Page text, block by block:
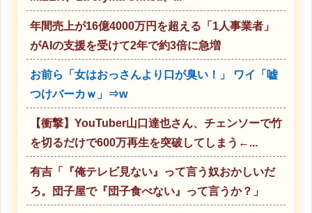
年間売上が16億4000万円を超える「1人事業者」
がAIの支援を受けて2年で約3倍に急増
お前ら「女はおっさんより口が臭い！」 ワイ「嘘
つけバーカｗ」⇒w
【衝撃】YouTuber山口達也さん、チェンソーで竹
を切るだけで600万再生を突破してしまう←...
有吉「『俺テレビ見ない』って言う奴おかしいだ
ろ。団子屋で『団子食べない』って言うか？」